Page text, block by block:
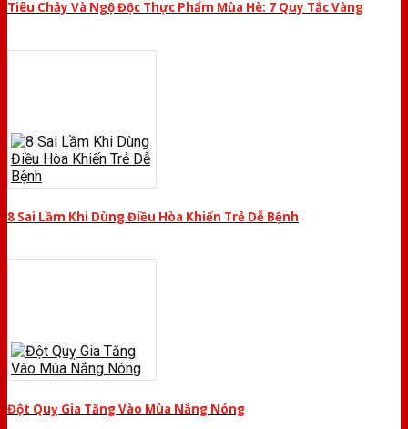
Tiêu Chảy Và Ngộ Độc Thực Phẩm Mùa Hè: 7 Quy Tắc Vàng
8 Sai Lầm Khi Dùng Điều Hòa Khiến Trẻ Dễ Bệnh
Đột Quỵ Gia Tăng Vào Mùa Nắng Nóng